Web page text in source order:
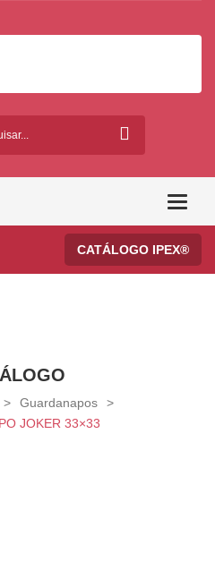
CATÁLOGO IPEX®
> Guardanapos
>
JOKER 33×33